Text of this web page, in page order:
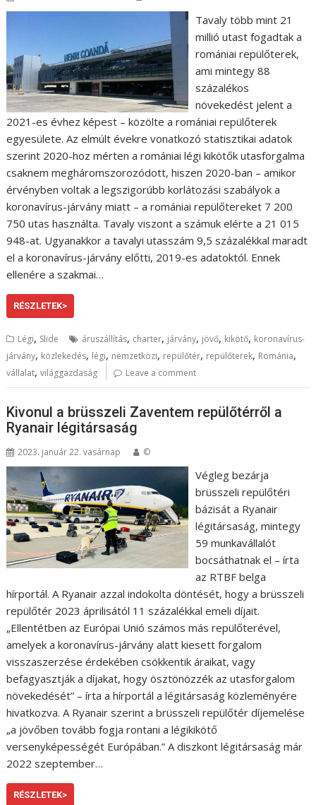
Tavaly több mint 21
millió utast fogadtak a
romániai repülőterek,
ami mintegy 88
százalékos
növekedést jelent a
2021-es évhez képest – közölte a romániai repülőterek
egyesülete. Az elmúlt évekre vonatkozó statisztikai adatok
szerint 2020-hoz mérten a romániai légi kikötők utasforgalma
csaknem megháromszorozódott, hiszen 2020-ban – amikor
érvényben voltak a legszigorúbb korlátozási szabályok a
koronavírus-járvány miatt – a romániai repülőtereket 7 200
750 utas használta. Tavaly viszont a számuk elérte a 21 015
948-at. Ugyanakkor a tavalyi utasszám 9,5 százalékkal maradt
el a koronavírus-járvány előtti, 2019-es adatoktól. Ennek
ellenére a szakmai…
RÉSZLETEK>
Légi, Slide áruszállítás, charter, járvány, jövő, kikötő, koronavírus-
járvány, közlekedés, légi, nemzetközi, repülőtér, repülőterek, Románia,
vállalat,világgazdaság Leave a comment
Kivonul a brüsszeli Zaventem repülőtérről a
Ryanair légitársaság
2023. január 22. vasárnap ©
Végleg bezárja
brüsszeli repülőtéri
bázisát a Ryanair
légitársaság, mintegy
59 munkavállalót
bocsáthatnak el – írta
az RTBF belga
hírportál. A Ryanair azzal indokolta döntését, hogy a brüsszeli
repülőtér 2023 áprilisától 11 százalékkal emeli díjait.
„Ellentétben az Európai Unió számos más repülőterével,
amelyek a koronavírus-járvány alatt kiesett forgalom
visszaszerzése érdekében csökkentik áraikat, vagy
befagyasztják a díjakat, hogy ösztönözzék az utasforgalom
növekedését” – írta a hírportál a légitársaság közleményére
hivatkozva. A Ryanair szerint a brüsszeli repülőtér díjemelése
„a jövőben tovább fogja rontani a légikikötő
versenyképességét Európában.” A diszkont légitársaság már
2022 szeptember…
RÉSZLETEK>